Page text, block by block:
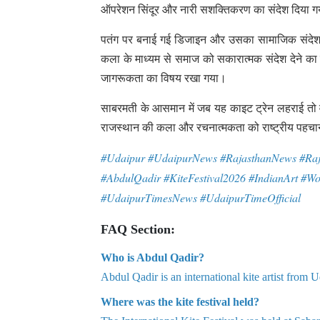
ऑपरेशन सिंदूर और नारी सशक्तिकरण का संदेश दिया
पतंग पर बनाई गई डिजाइन और उसका सामाजिक संदेश
कला के माध्यम से समाज को सकारात्मक संदेश देने
जागरूकता का विषय रखा गया।
साबरमती के आसमान में जब यह काइट ट्रेन लहराई तो
राजस्थान की कला और रचनात्मकता को राष्ट्रीय
#Udaipur #UdaipurNews #RajasthanNews
#AbdulQadir #KiteFestival2026 #IndianArt
#UdaipurTimesNews #UdaipurTimeOfficial
FAQ Section:
Who is Abdul Qadir?
Abdul Qadir is an international kite artist from
Where was the kite festival held?